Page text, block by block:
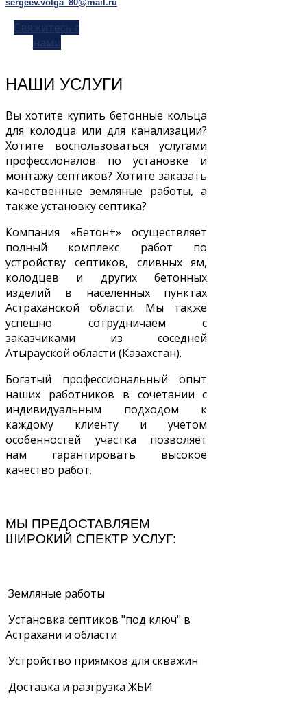
sergeev.volga_80@mail.ru
НАШИ УСЛУГИ
Вы хотите купить бетонные кольца
для колодца или для канализации?
Хотите воспользоваться услугами
профессионалов по установке и
монтажу септиков? Хотите заказать
качественные земляные работы, а
также установку септика?
Компания «Бетон+» осуществляет
полный комплекс работ по
устройству септиков, сливных ям,
колодцев и других бетонных
изделий в населенных пунктах
Астраханской области. Мы также
успешно сотрудничаем с
заказчиками из соседней
Атырауской области (Казахстан).
Богатый профессиональный опыт
наших работников в сочетании с
индивидуальным подходом к
каждому клиенту и учетом
особенностей участка позволяет
нам гарантировать высокое
качество работ.
МЫ ПРЕДОСТАВЛЯЕМ
ШИРОКИЙ СПЕКТР УСЛУГ:
Земляные работы
Установка септиков "под ключ" в
Астрахани и области
Устройство приямков для скважин
Доставка и разгрузка ЖБИ